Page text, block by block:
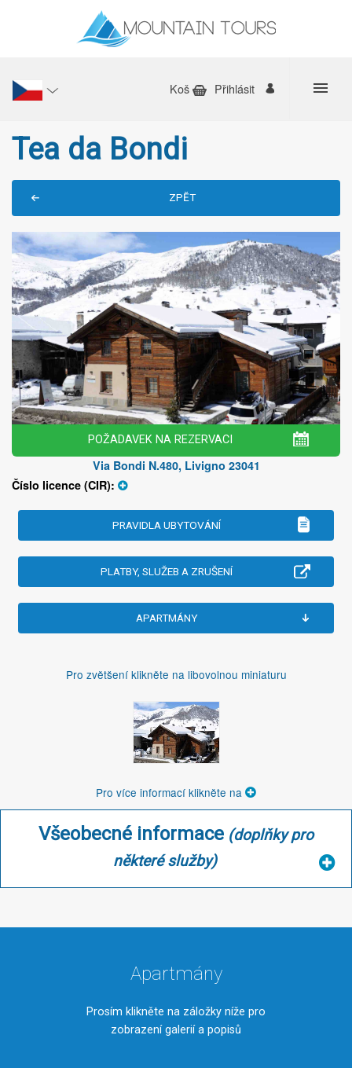
Přihlásit
Koš
Tea da Bondi
ZPĔT
POŽADAVEK NA REZERVACI
Via Bondi N.480, Livigno 23041
Číslo licence (CIR):
PRAVIDLA UBYTOVÁNÍ
PLATBY, SLUŽEB A ZRUŠENÍ
APARTMÁNY
Pro zvětšení klikněte na libovolnou miniaturu
Pro více informací klikněte na
Všeobecné informace (doplňky pro
některé služby)
Apartmány
Prosím klikněte na záložky níže pro
zobrazení galerií a popisů